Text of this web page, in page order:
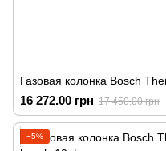
Газовая колонка Bosch
16 272.00 грн 17 450.00 грн
−5%